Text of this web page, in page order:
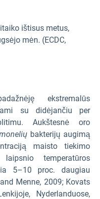
ištisus metus,
mėn. (ECDC,
ekstremalūs
su didėjančiu per
Aukštesnė oro
bakterijų augimą
maisto tiekimo
temperatūros
5–10 proc. daugiau
Menne, 2009; Kovats
Nyderlanduose,